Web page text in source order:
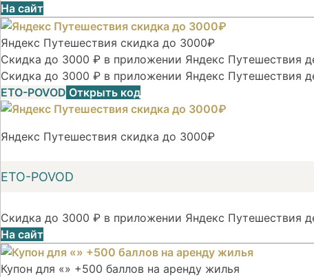
На сайт
Яндекс Путешествия скидка до 3000₽
Скидка до 3000 ₽ в приложении Яндекс Путешествия
Скидка до 3000 ₽ в приложении Яндекс Путешествия
ETO-POVOD Открыть код
Яндекс Путешествия скидка до 3000₽
ETO-POVOD
Скидка до 3000 ₽ в приложении Яндекс Путешествия
На сайт
Купон для «» +500 баллов на аренду жилья